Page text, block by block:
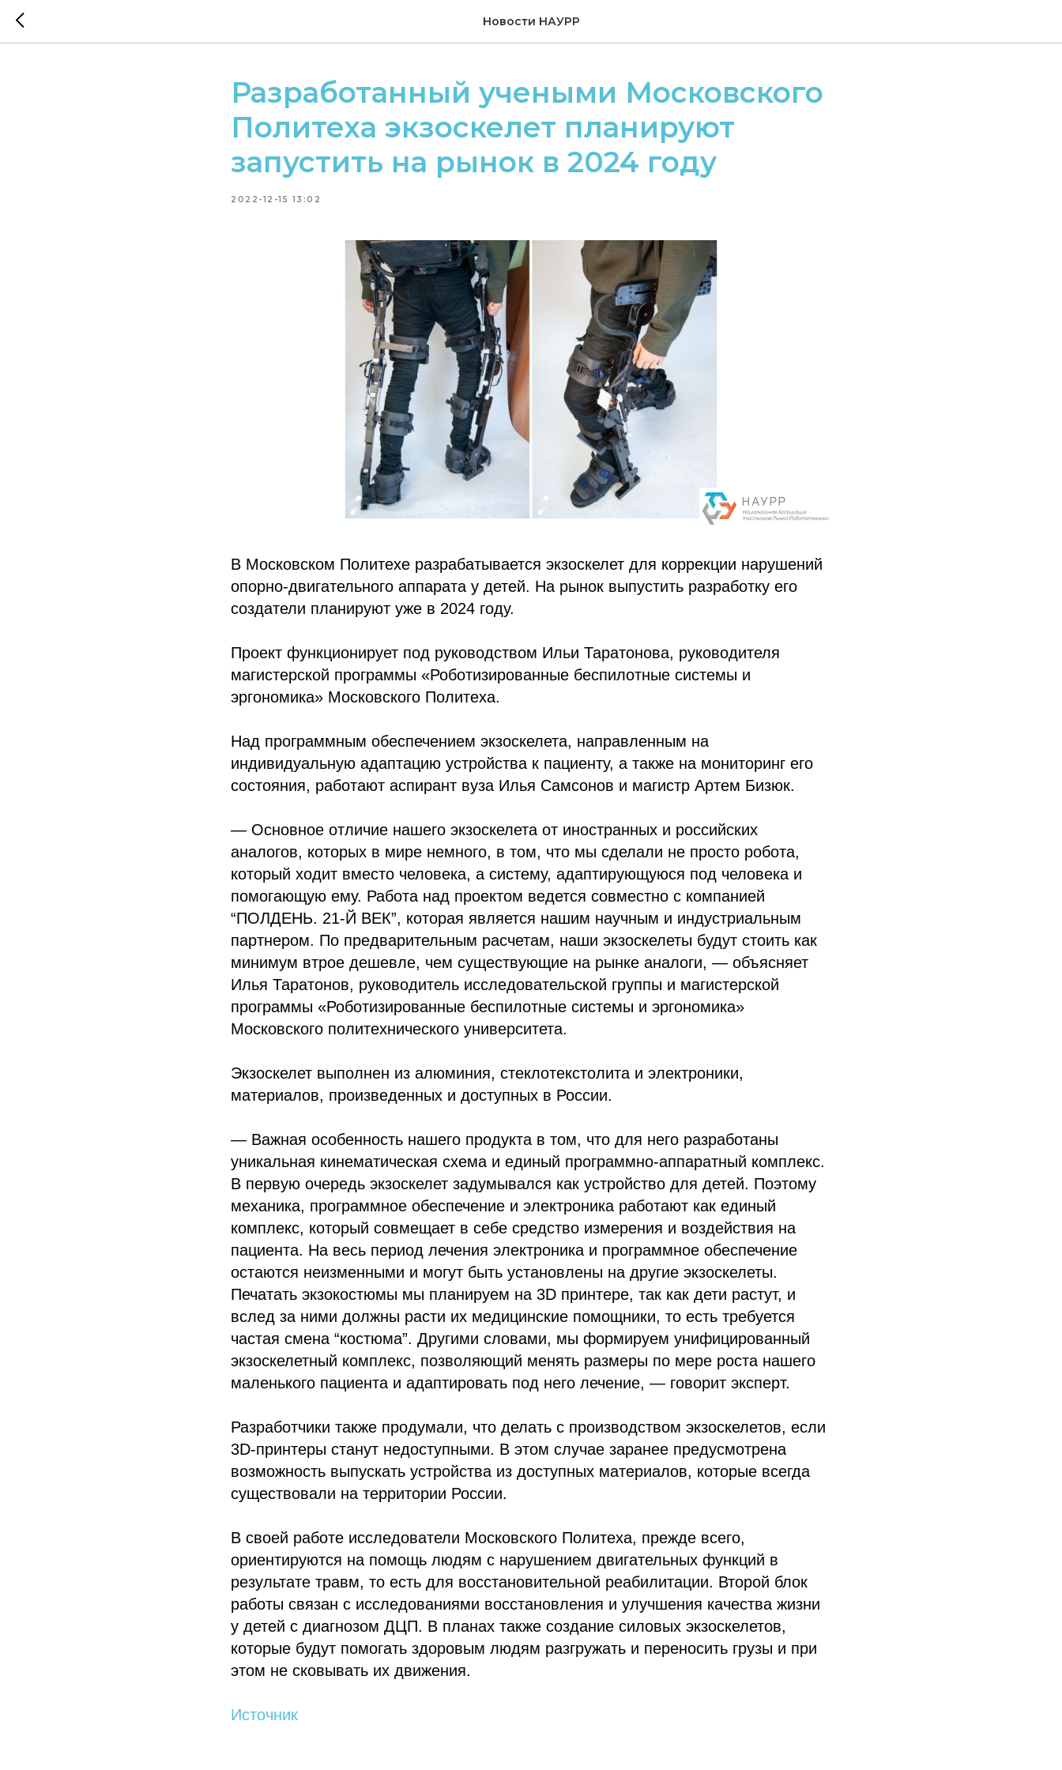
Новости НАУРР
Разработанный учеными Московского
Политеха экзоскелет планируют
запустить на рынок в 2024 году
2022-12-15 13:02
В Московском Политехе разрабатывается экзоскелет для коррекции нарушений
опорно-двигательного аппарата у детей. На рынок выпустить разработку его
создатели планируют уже в 2024 году.
Проект функционирует под руководством Ильи Таратонова, руководителя
магистерской программы «Роботизированные беспилотные системы и
эргономика» Московского Политеха.
Над программным обеспечением экзоскелета, направленным на
индивидуальную адаптацию устройства к пациенту, а также на мониторинг его
состояния, работают аспирант вуза Илья Самсонов и магистр Артем Бизюк.
— Основное отличие нашего экзоскелета от иностранных и российских
аналогов, которых в мире немного, в том, что мы сделали не просто робота,
который ходит вместо человека, а систему, адаптирующуюся под человека и
помогающую ему. Работа над проектом ведется совместно с компанией
“ПОЛДЕНЬ. 21-Й ВЕК”, которая является нашим научным и индустриальным
партнером. По предварительным расчетам, наши экзоскелеты будут стоить как
минимум втрое дешевле, чем существующие на рынке аналоги, — объясняет
Илья Таратонов, руководитель исследовательской группы и магистерской
программы «Роботизированные беспилотные системы и эргономика»
Московского политехнического университета.
Экзоскелет выполнен из алюминия, стеклотекстолита и электроники,
материалов, произведенных и доступных в России.
— Важная особенность нашего продукта в том, что для него разработаны
уникальная кинематическая схема и единый программно-аппаратный комплекс.
В первую очередь экзоскелет задумывался как устройство для детей. Поэтому
механика, программное обеспечение и электроника работают как единый
комплекс, который совмещает в себе средство измерения и воздействия на
пациента. На весь период лечения электроника и программное обеспечение
остаются неизменными и могут быть установлены на другие экзоскелеты.
Печатать экзокостюмы мы планируем на 3D принтере, так как дети растут, и
вслед за ними должны расти их медицинские помощники, то есть требуется
частая смена “костюма”. Другими словами, мы формируем унифицированный
экзоскелетный комплекс, позволяющий менять размеры по мере роста нашего
маленького пациента и адаптировать под него лечение, — говорит эксперт.
Разработчики также продумали, что делать с производством экзоскелетов, если
3D-принтеры станут недоступными. В этом случае заранее предусмотрена
возможность выпускать устройства из доступных материалов, которые всегда
существовали на территории России.
В своей работе исследователи Московского Политеха, прежде всего,
ориентируются на помощь людям с нарушением двигательных функций в
результате травм, то есть для восстановительной реабилитации. Второй блок
работы связан с исследованиями восстановления и улучшения качества жизни
у детей с диагнозом ДЦП. В планах также создание силовых экзоскелетов,
которые будут помогать здоровым людям разгружать и переносить грузы и при
этом не сковывать их движения.
Источник
© 2015-2026 НАУРР. Все права защищены. При использовании материалов ссылка на ROBOTUNION.RU — обязательна